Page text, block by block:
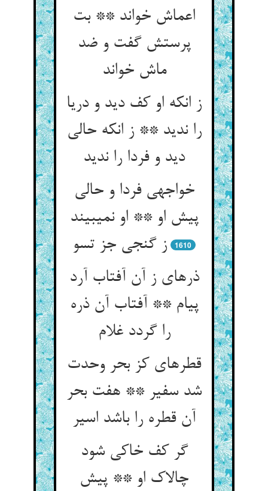
اعماش خواند ** بت
پرستش گفت و ضد
ماش خواند
ز انکه او کف دید و دریا
را ندید ** ز انکه حالی
دید و فردا را ندید
خواجه‏ی فردا و حالی
پیش او ** او نمی‏بیند
ز گنجی جز تسو
1610
ذره‏ای ز آن آفتاب آرد
پیام ** آفتاب آن ذره
را گردد غلام‏
قطره‏ای کز بحر وحدت
شد سفیر ** هفت بحر
آن قطره را باشد اسیر
گر کف خاکی شود
چالاک او ** پیش